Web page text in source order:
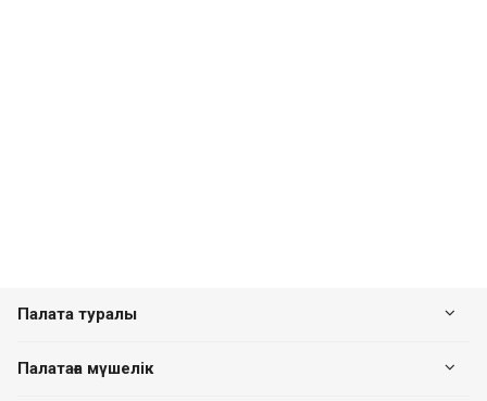
Палата туралы
Палатаға мүшелік